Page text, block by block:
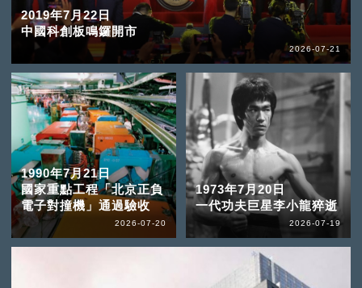
2019年7月22日
中國科創板鳴鑼開市
2026-07-21
1990年7月21日
國家重點工程「北京正負
電子對撞機」通過驗收
2026-07-20
1973年7月20日
一代功夫巨星李小龍猝逝
2026-07-19